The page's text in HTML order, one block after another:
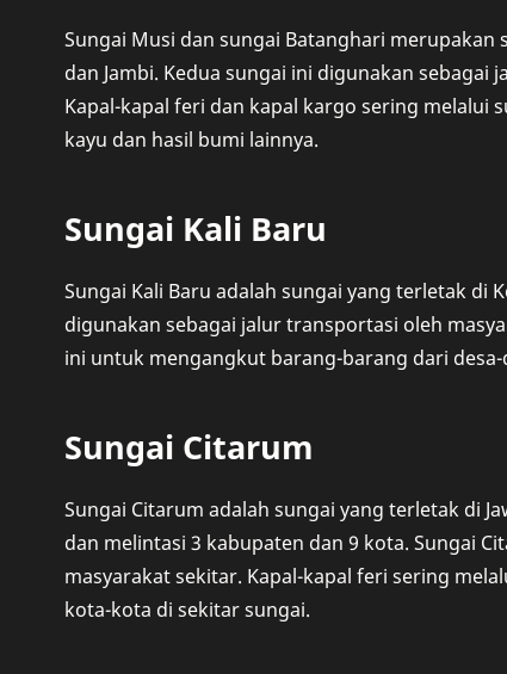
Sungai Musi dan sungai Batanghari
dan Jambi. Kedua sungai ini digunakan
Kapal-kapal feri dan kapal kargo sering
kayu dan hasil bumi lainnya.
Sungai Kali Baru
Sungai Kali Baru adalah sungai yang terletak di
digunakan sebagai jalur transportasi oleh
ini untuk mengangkut barang-barang dari desa-
Sungai Citarum
Sungai Citarum adalah sungai yang terletak di
dan melintasi 3 kabupaten dan 9 kota. Sungai
masyarakat sekitar. Kapal-kapal feri sering
kota-kota di sekitar sungai.